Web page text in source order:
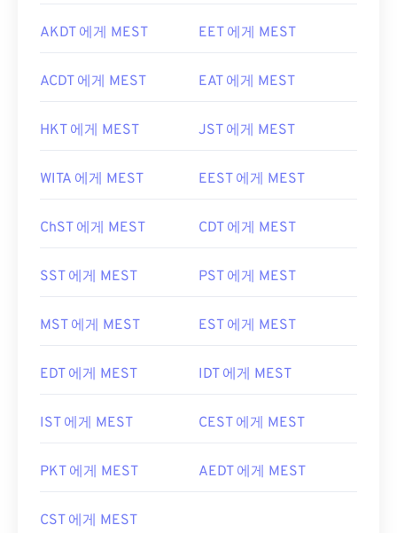
AKDT 에게 MEST EET 에게 MEST
ACDT 에게 MEST EAT 에게 MEST
HKT 에게 MEST JST 에게 MEST
WITA 에게 MEST EEST 에게 MEST
ChST 에게 MEST CDT 에게 MEST
SST 에게 MEST PST 에게 MEST
MST 에게 MEST EST 에게 MEST
EDT 에게 MEST IDT 에게 MEST
IST 에게 MEST CEST 에게 MEST
PKT 에게 MEST AEDT 에게 MEST
CST 에게 MEST